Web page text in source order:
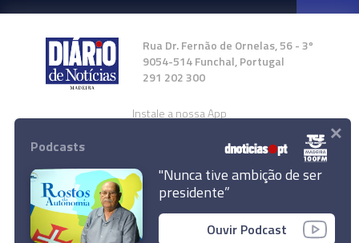
Rua Dr. Fernão de Ornelas, 56 - 3º
9054-514 Funchal, Portugal
291 202 300
Instale a nossa App
© 2024 Empresa Diário de Notícias, Lda.
Todos os direitos reservados.
Podcasts
"Nunca tive ambição de ser
presidente”
Ouvir Podcast
×